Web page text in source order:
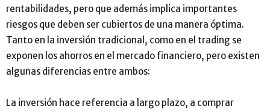
rentabilidades, pero que además implica importantes
riesgos que deben ser cubiertos de una manera óptima.
Tanto en la inversión tradicional, como en el trading se
exponen los ahorros en el mercado financiero, pero existen
algunas diferencias entre ambos:
La inversión hace referencia a largo plazo, a comprar